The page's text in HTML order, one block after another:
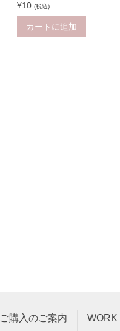
¥10 (税込)
カートに追加
ご購入のご案内 WORK